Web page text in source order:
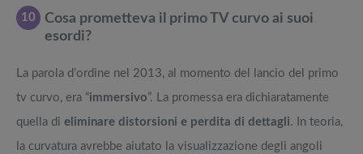
10
Cosa prometteva il primo TV curvo ai suoi
esordi?
La parola d’ordine nel 2013, al momento del lancio del primo
tv curvo, era “immersivo”. La promessa era dichiaratamente
quella di eliminare distorsioni e perdita di dettagli. In teoria,
la curvatura avrebbe aiutato la visualizzazione degli angoli